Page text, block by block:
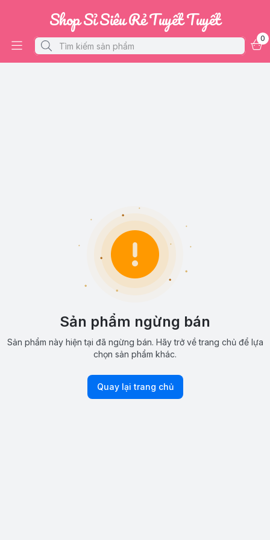
Shop Sỉ Siêu Rẻ Tuyết Tuyết
0
Sản phẩm ngừng bán
Sản phẩm này hiện tại đã ngừng bán. Hãy trở về trang chủ để lựa
chọn sản phẩm khác.
Quay lại trang chủ